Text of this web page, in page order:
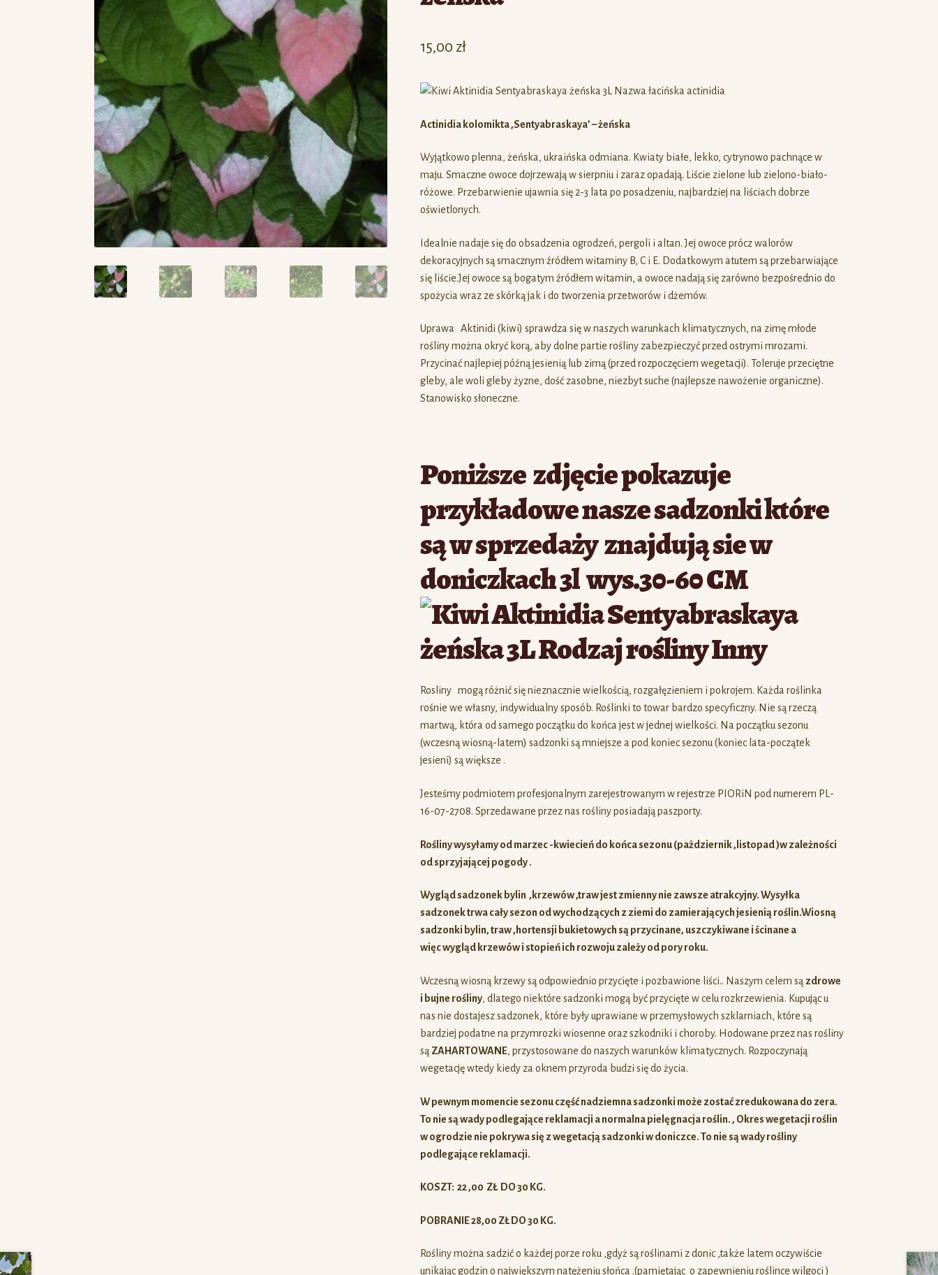
15,00 zł
Actinidia kolomikta ‚Sentyabraskaya’ – żeńska
Wyjątkowo plenna, żeńska, ukraińska odmiana. Kwiaty białe, lekko, cytrynowo pachnące w
maju. Smaczne owoce dojrzewają w sierpniu i zaraz opadają. Liście zielone lub zielono-biało-
różowe. Przebarwienie ujawnia się 2-3 lata po posadzeniu, najbardziej na liściach dobrze
oświetlonych.
Idealnie nadaje się do obsadzenia ogrodzeń, pergoli i altan. Jej owoce prócz walorów
dekoracyjnych są smacznym źródłem witaminy B, C i E. Dodatkowym atutem są przebarwiające
się liście.Jej owoce są bogatym źródłem witamin, a owoce nadają się zarówno bezpośrednio do
spożycia wraz ze skórką jak i do tworzenia przetworów i dżemów.
Uprawa Aktinidi (kiwi) sprawdza się w naszych warunkach klimatycznych, na zimę młode
rośliny można okryć korą, aby dolne partie rośliny zabezpieczyć przed ostrymi mrozami.
Przycinać najlepiej późną jesienią lub zimą (przed rozpoczęciem wegetacji). Toleruje przeciętne
gleby, ale woli gleby żyzne, dość zasobne, niezbyt suche (najlepsze nawożenie organiczne).
Stanowisko słoneczne.
Poniższe zdjęcie pokazuje
przykładowe nasze sadzonki które
są w sprzedaży znajdują sie w
doniczkach 3l wys.30-60 CM
Rosliny mogą różnić się nieznacznie wielkością, rozgałęzieniem i pokrojem. Każda roślinka
rośnie we własny, indywidualny sposób. Roślinki to towar bardzo specyficzny. Nie są rzeczą
martwą, która od samego początku do końca jest w jednej wielkości. Na początku sezonu
(wczesną wiosną-latem) sadzonki są mniejsze a pod koniec sezonu (koniec lata-początek
jesieni) są większe .
Jesteśmy podmiotem profesjonalnym zarejestrowanym w rejestrze PIORiN pod numerem PL-
16-07-2708. Sprzedawane przez nas rośliny posiadają paszporty.
Rośliny wysyłamy od marzec -kwiecień do końca sezonu (pażdziernik ,listopad )w zależności
od sprzyjającej pogody .
Wygląd sadzonek bylin ,krzewów ,traw jest zmienny nie zawsze atrakcyjny. Wysyłka
sadzonek trwa cały sezon od wychodzących z ziemi do zamierających jesienią roślin.Wiosną
sadzonki bylin, traw ,hortensji bukietowych są przycinane, uszczykiwane i ścinane a
więcwygląd krzewów i stopień ich rozwoju zależy od pory roku.
Wczesną wiosną krzewy są odpowiednio przycięte i pozbawione liści.. Naszym celem są zdrowe
i bujne rośliny, dlatego niektóre sadzonki mogą być przycięte w celu rozkrzewienia. Kupując u
nas nie dostajesz sadzonek, które były uprawiane w przemysłowych szklarniach, które są
bardziej podatne na przymrozki wiosenne oraz szkodniki i choroby. Hodowane przez nas rośliny
są ZAHARTOWANE, przystosowane do naszych warunków klimatycznych. Rozpoczynają
wegetację wtedy kiedy za oknem przyroda budzi się do życia.
W pewnym momencie sezonu część nadziemna sadzonki może zostać zredukowana do zera.
To nie są wady podlegające reklamacji a normalna pielęgnacja roślin. , Okres wegetacji roślin
w ogrodzie nie pokrywa się z wegetacją sadzonki w doniczce. To nie są wady rośliny
podlegające reklamacji.
KOSZT: 22 ,00 ZŁ DO 30 KG.
POBRANIE 28,00 ZŁ DO 30 KG.
Rośliny można sadzić o każdej porze roku ,gdyż są roślinami z donic ,także latem oczywiście
unikając godzin o największym natężeniu słońca .(pamiętając o zapewnieniu roślince wilgoci )